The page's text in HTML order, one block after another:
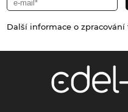
Další informace o